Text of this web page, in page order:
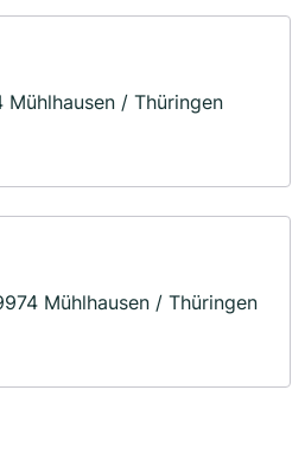
Mühlhausen / Thüringen
Mühlhausen / Thüringen